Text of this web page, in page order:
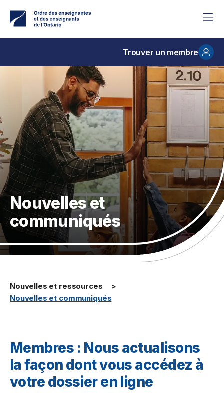
contenu
Trouver un membre
Nouvelles et
communiqués
Nouvelles et ressources
Nouvelles et communiqués
Membres : Nous actualisons
la façon dont vous accédez à
votre dossier en ligne